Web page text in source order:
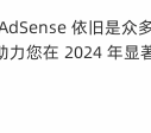
依旧是众
您在 2024 年显